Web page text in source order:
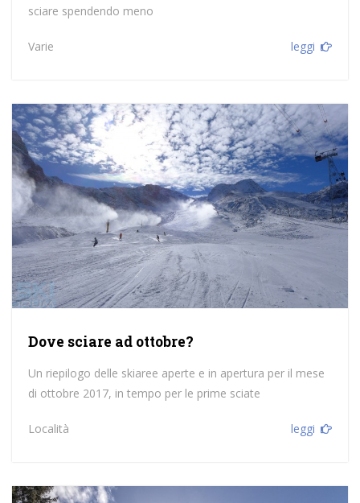
sciare spendendo meno
Varie leggi
Dove sciare ad ottobre?
Un riepilogo delle skiaree aperte e in apertura per il mese
di ottobre 2017, in tempo per le prime sciate
Località leggi